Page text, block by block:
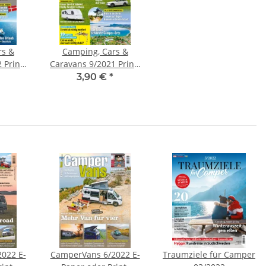
&
Print-
Camping, Cars &
Caravans 9/2021 Print-
Ausgabe
3,90 € *
E-
CamperVans 6/2022 E-
Traumziele für Camper